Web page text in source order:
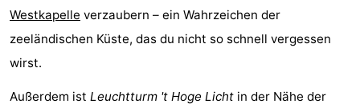
de
Mantelingen
Westkapelle
-
Zoutelande
-
Natur
-
Westkapelle verzaubern – ein Wahrzeichen der
zeeländischen Küste, das du nicht so schnell vergessen
wirst.
Außerdem ist Leuchtturm 't Hoge Licht in der Nähe der